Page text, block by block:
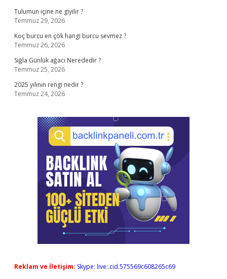
Tulumun içine ne giyilir ?
Temmuz 29, 2026
Koç burcu en çok hangi burcu sevmez ?
Temmuz 26, 2026
Sığla Günlük ağacı Nerededir ?
Temmuz 25, 2026
2025 yılının rengi nedir ?
Temmuz 24, 2026
Reklam ve İletişim: Skype: live:.cid.575569c608265c69